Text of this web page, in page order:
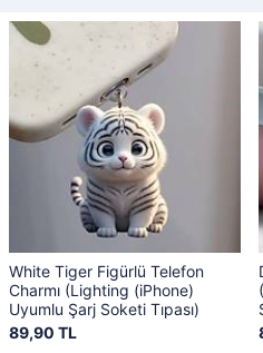
White Tiger Figürlü Telefon
Charmı (Lighting (iPhone)
Uyumlu Şarj Soketi Tıpası)
89,90 TL